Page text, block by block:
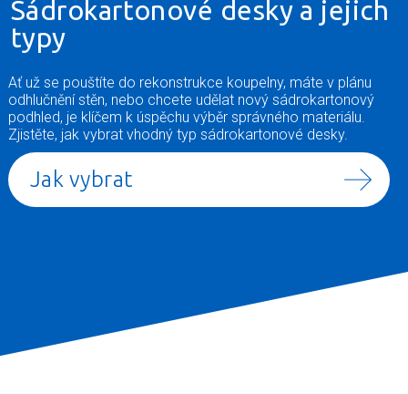
Sádrokartonové desky a jejich
typy
Ať už se pouštíte do rekonstrukce koupelny, máte v plánu
odhlučnění stěn, nebo chcete udělat nový sádrokartonový
podhled, je klíčem k úspěchu výběr správného materiálu.
Zjistěte, jak vybrat vhodný typ sádrokartonové desky.
Jak vybrat